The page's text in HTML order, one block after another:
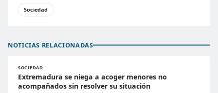
Sociedad
NOTICIAS RELACIONADAS
SOCIEDAD
Extremadura se niega a acoger menores no
acompañados sin resolver su situación